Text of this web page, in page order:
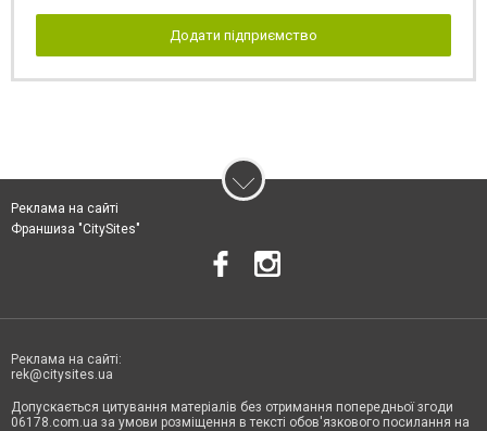
Додати підприємство
Реклама на сайті
Франшиза "CitySites"
Реклама на сайті:
rek@citysites.ua
Допускається цитування матеріалів без отримання попередньої згоди
06178.com.ua за умови розміщення в тексті обов'язкового посилання на